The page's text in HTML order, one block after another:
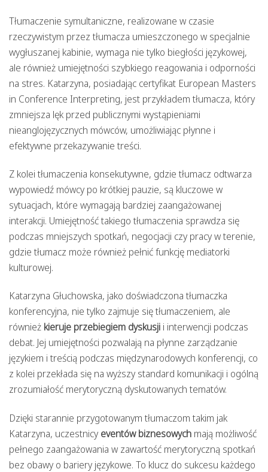
Tłumaczenie symultaniczne, realizowane w czasie
rzeczywistym przez tłumacza umieszczonego w specjalnie
wygłuszanej kabinie, wymaga nie tylko biegłości językowej,
ale również umiejętności szybkiego reagowania i odporności
na stres. Katarzyna, posiadając certyfikat European Masters
in Conference Interpreting, jest przykładem tłumacza, który
zmniejsza lęk przed publicznymi wystąpieniami
nieanglojęzycznych mówców, umożliwiając płynne i
efektywne przekazywanie treści.
Z kolei tłumaczenia konsekutywne, gdzie tłumacz odtwarza
wypowiedź mówcy po krótkiej pauzie, są kluczowe w
sytuacjach, które wymagają bardziej zaangażowanej
interakcji. Umiejętność takiego tłumaczenia sprawdza się
podczas mniejszych spotkań, negocjacji czy pracy w terenie,
gdzie tłumacz może również pełnić funkcję mediatorki
kulturowej.
Katarzyna Głuchowska, jako doświadczona tłumaczka
konferencyjna, nie tylko zajmuje się tłumaczeniem, ale
również kieruje przebiegiem dyskusji i interwencji podczas
debat. Jej umiejętności pozwalają na płynne zarządzanie
językiem i treścią podczas międzynarodowych konferencji, co
z kolei przekłada się na wyższy standard komunikacji i ogólną
zrozumiałość merytoryczną dyskutowanych tematów.
Dzięki starannie przygotowanym tłumaczom takim jak
Katarzyna, uczestnicy eventów biznesowych mają możliwość
pełnego zaangażowania w zawartość merytoryczną spotkań
bez obawy o bariery językowe. To klucz do sukcesu każdego